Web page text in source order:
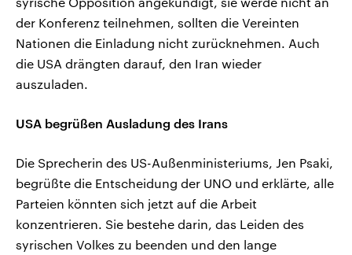
der Konferenz teilnehmen, sollten die Vereinten
Nationen die Einladung nicht zurücknehmen. Auch
die USA drängten darauf, den Iran wieder
auszuladen.
USA begrüßen Ausladung des Irans
Die Sprecherin des US-Außenministeriums, Jen Psaki,
begrüßte die Entscheidung der UNO und erklärte, alle
Parteien könnten sich jetzt auf die Arbeit
konzentrieren. Sie bestehe darin, das Leiden des
syrischen Volkes zu beenden und den lange